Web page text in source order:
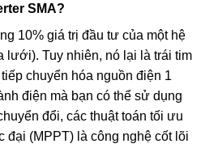
SMA?
10% giá trị đầu tư của một hệ
lưới). Tuy nhiên, nó lại là trái tim
chuyển hóa nguồn điện 1
điện mà bạn có thể sử dụng
đổi, các thuật toán tối ưu
đại (MPPT) là công nghệ cốt lõi